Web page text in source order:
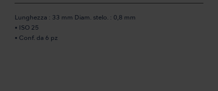
Lunghezza : 33 mm Diam. stelo. : 0,8 mm
• ISO 25
• Conf. da 6 pz